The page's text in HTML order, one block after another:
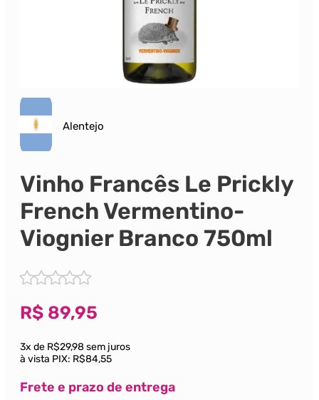
Alentejo
Vinho Francês Le Prickly
French Vermentino-
Viognier Branco 750ml
R$ 89,95
3x de R$29,98 sem juros
à vista PIX: R$84,55
Frete e prazo de entrega